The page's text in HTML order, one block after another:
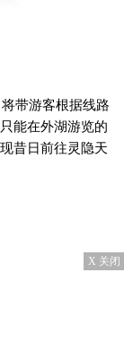
带游客根据线路
能在外湖游览的
昔日前往灵隐天
X 关闭